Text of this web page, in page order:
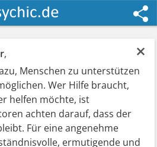
×
,
Menschen zu unterstützen
Wer Hilfe braucht,
helfen möchte, ist
achten darauf, dass der
Für eine angenehme
ermutigende und